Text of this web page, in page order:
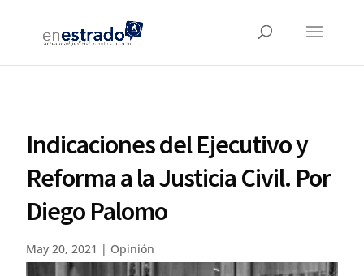
Indicaciones del Ejecutivo y
Reforma a la Justicia Civil. Por
Diego Palomo
May 20, 2021 | Opinión